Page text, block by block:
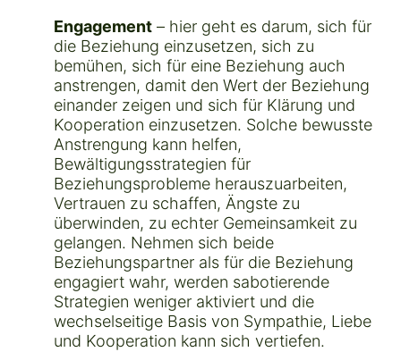
Engagement – hier geht es darum, sich für
die Beziehung einzusetzen, sich zu
bemühen, sich für eine Beziehung auch
anstrengen, damit den Wert der Beziehung
einander zeigen und sich für Klärung und
Kooperation einzusetzen. Solche bewusste
Anstrengung kann helfen,
Bewältigungsstrategien für
Beziehungsprobleme herauszuarbeiten,
Vertrauen zu schaffen, Ängste zu
überwinden, zu echter Gemeinsamkeit zu
gelangen. Nehmen sich beide
Beziehungspartner als für die Beziehung
engagiert wahr, werden sabotierende
Strategien weniger aktiviert und die
wechselseitige Basis von Sympathie, Liebe
und Kooperation kann sich vertiefen.